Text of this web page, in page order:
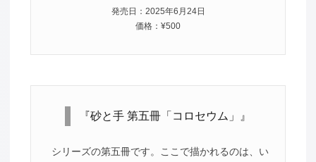
発売日：2025年6月24日
価格：¥500
『砂と手 第五冊「コロセウム」』
シリーズの第五冊です。ここで描かれるのは、い